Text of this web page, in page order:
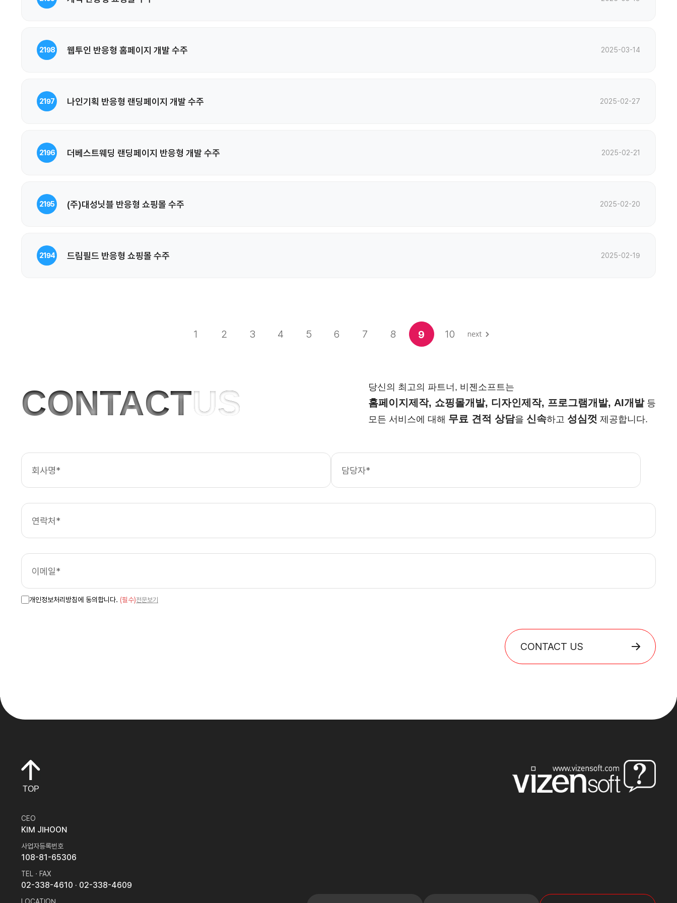
2198 웹투인 반응형 홈페이지 개발 수주 2025-03-14
2197 나인기획 반응형 랜딩페이지 개발 수주 2025-02-27
2196 더베스트웨딩 랜딩페이지 반응형 개발 수주 2025-02-21
2195 (주)대성닛블 반응형 쇼핑몰 수주 2025-02-20
2194 드림필드 반응형 쇼핑몰 수주 2025-02-19
1 2 3 4 5 6 7 8 9 10
CONTACTUS 당신의 최고의 파트너, 비젠소프트는
홈페이지제작, 쇼핑몰개발, 디자인제작, 프로그램개발, AI개발등
모든 서비스에 대해 무료 견적 상담을 신속하고 성심껏 제공합니다.
개인정보처리방침에 동의합니다. (필수)전문보기
CONTACT US
TOP
CEO
KIM JIHOON
사업자등록번호
108-81-65306
TEL · FAX
02-338-4610 · 02-338-4609